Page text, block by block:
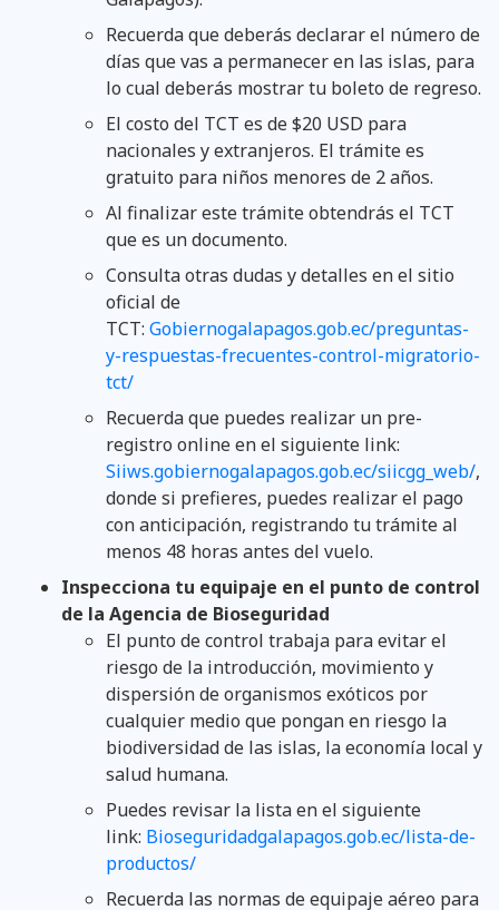
Recuerda que deberás declarar el número de
días que vas a permanecer en las islas, para
lo cual deberás mostrar tu boleto de regreso.
El costo del TCT es de $20 USD para
nacionales y extranjeros. El trámite es
gratuito para niños menores de 2 años.
Al finalizar este trámite obtendrás el TCT
que es un documento.
Consulta otras dudas y detalles en el sitio
oficial de
TCT: Gobiernogalapagos.gob.ec/preguntas-
y-respuestas-frecuentes-control-migratorio-
tct/
Recuerda que puedes realizar un pre-
registro online en el siguiente link:
Siiws.gobiernogalapagos.gob.ec/siicgg_web/,
donde si prefieres, puedes realizar el pago
con anticipación, registrando tu trámite al
menos 48 horas antes del vuelo.
Inspecciona tu equipaje en el punto de control
de la Agencia de Bioseguridad
El punto de control trabaja para evitar el
riesgo de la introducción, movimiento y
dispersión de organismos exóticos por
cualquier medio que pongan en riesgo la
biodiversidad de las islas, la economía local y
salud humana.
Puedes revisar la lista en el siguiente
link: Bioseguridadgalapagos.gob.ec/lista-de-
productos/
Recuerda las normas de equipaje aéreo para